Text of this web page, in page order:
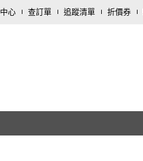
心 查訂單 追蹤清單 折價券